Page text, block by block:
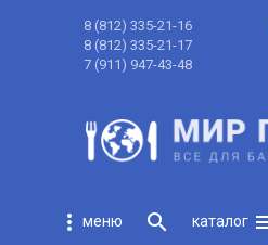
8 (812) 335-21-16
8 (812) 335-21-17
7 (911) 947-43-48
more_vert search